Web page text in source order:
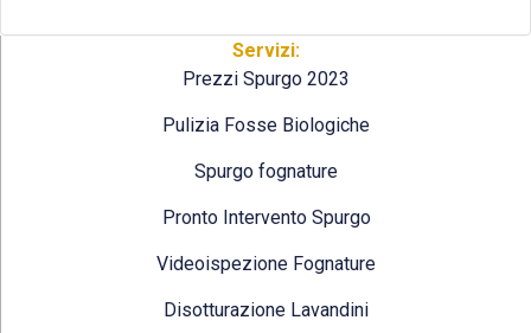
Servizi:
Prezzi Spurgo 2023
Pulizia Fosse Biologiche
Spurgo fognature
Pronto Intervento Spurgo
Videoispezione Fognature
Disotturazione Lavandini